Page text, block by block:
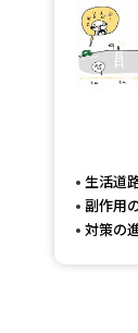
生活道
副作用
対策の